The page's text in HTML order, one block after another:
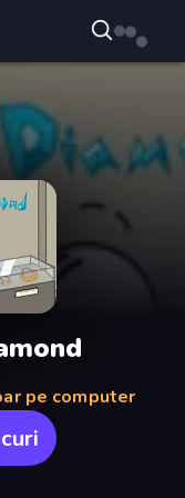
pe computer